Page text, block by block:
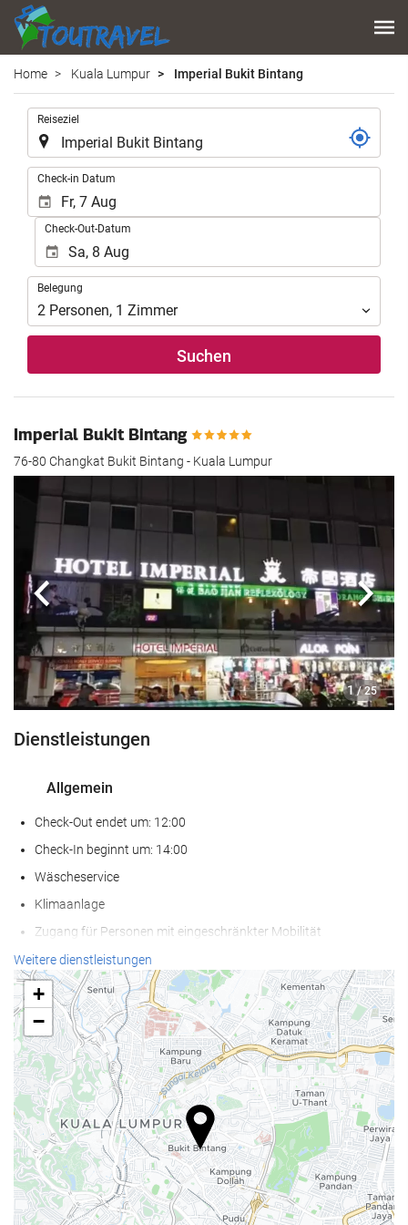
Home Kuala Lumpur Imperial Bukit Bintang
Reiseziel
Check-in Datum
Check-Out-Datum
Belegung
Belegung
2 Personen, 1 Zimmer
Suchen
Imperial Bukit Bintang
76-80 Changkat Bukit Bintang - Kuala Lumpur
1 / 25
Zurück
Dienstleistungen
Allgemein
Check-Out endet um: 12:00
Check-In beginnt um: 14:00
Wäscheservice
Klimaanlage
Zugang für Personen mit eingeschränkter Mobilität
Nichtraucher-Räume
Haustiere nicht erlaubt
Empfangsdienste
24-Stunden-Rezeption
Gepäckaufbewahrung
Safe
Geldwechsel
Informationsschalter für Ausflüge
Weitere dienstleistungen
+
−